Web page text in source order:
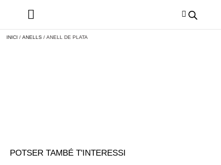
INICI / ANELLS / ANELL DE PLATA
POTSER TAMBÉ T'INTERESSI